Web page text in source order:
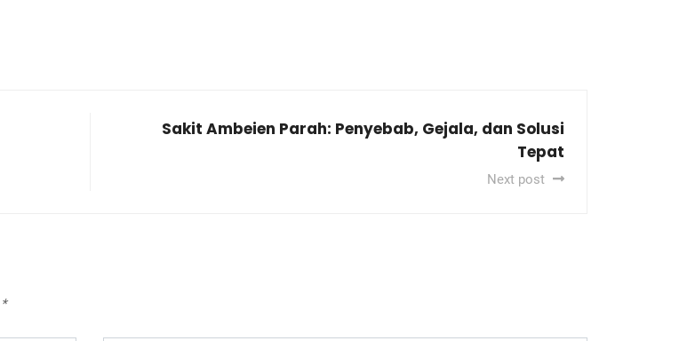
Sakit Ambeien Parah: Penyebab, Gejala, dan Solusi
Tepat
Next post
*